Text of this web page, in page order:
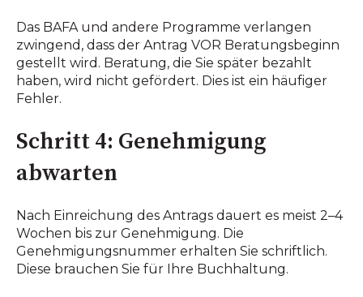
Das BAFA und andere Programme verlangen
zwingend, dass der Antrag VOR Beratungsbeginn
gestellt wird. Beratung, die Sie später bezahlt
haben, wird nicht gefördert. Dies ist ein häufiger
Fehler.
Schritt 4: Genehmigung
abwarten
Nach Einreichung des Antrags dauert es meist 2–4
Wochen bis zur Genehmigung. Die
Genehmigungsnummer erhalten Sie schriftlich.
Diese brauchen Sie für Ihre Buchhaltung.